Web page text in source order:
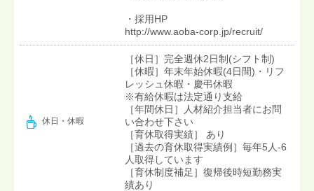
・採用HP
http://www.aoba-corp.jp/recruit/
休日・休暇
［休日］完全週休2日制(シフト制)
［休暇］年末年始休暇(4日間)・リフ
レッシュ休暇・慶弔休暇
※有給休暇は法定通り支給
［年間休日］人材紹介担当者にお問
い合わせ下さい
［育休取得実績］ あり
［過去の育休取得実績例］毎年5人-6
人取得しています
［育休制度補足］復帰後時短勤務実
績あり